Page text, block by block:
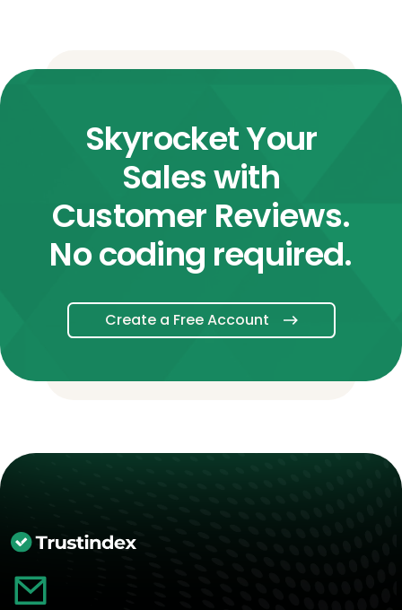
Skyrocket Your
Sales with
Customer Reviews.
No coding required.
Create a Free Account